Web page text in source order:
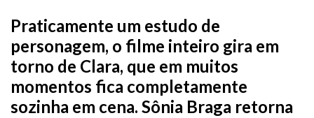
Praticamente um estudo de
personagem, o filme inteiro gira em
torno de Clara, que em muitos
momentos fica completamente
sozinha em cena. Sônia Braga retorna